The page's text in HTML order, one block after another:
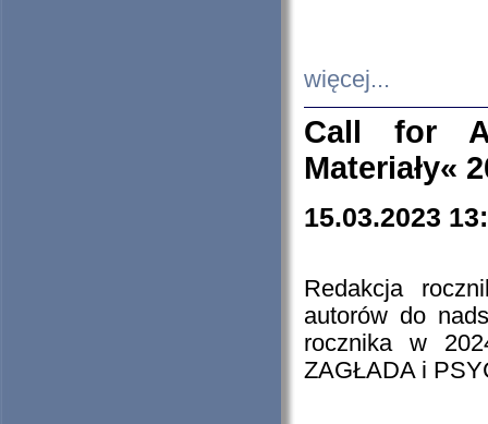
więcej...
Call for
Materiały«
15.03.2023
Redakcja
autorów do
rocznika w
ZAGŁADA i